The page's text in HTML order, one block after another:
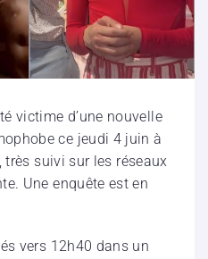
victime d’une nouvelle
ce jeudi 4 juin à
très suivi sur les réseaux
Une enquête est en
vers 12h40 dans un